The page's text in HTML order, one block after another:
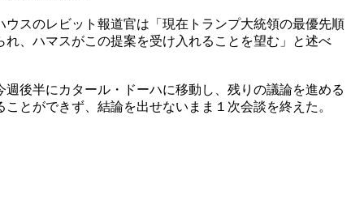
スのレビット報道官は「現在トランプ大統領の最優先順
、ハマスがこの提案を受け入れることを望む」と述べ
後半にカタール・ドーハに移動し、残りの議論を進める
とができず、結論を出せないまま１次会談を終えた。